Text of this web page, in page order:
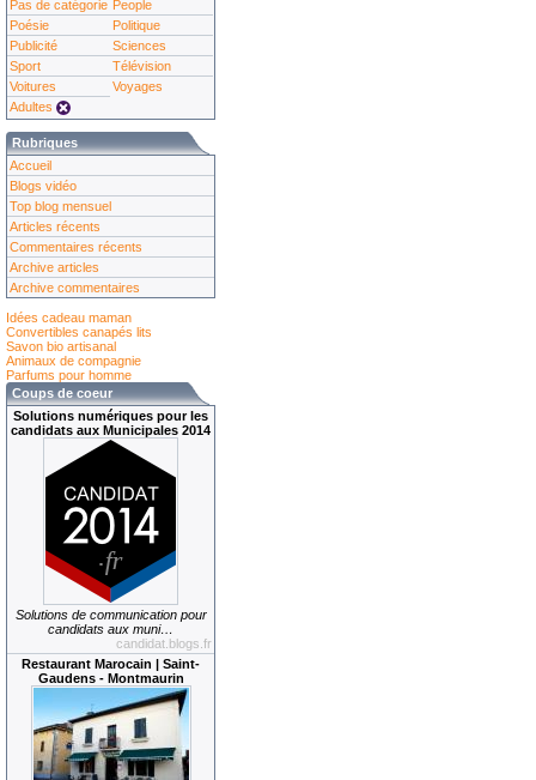
Pas de catégorie People
Poésie
Politique
Publicité
Sciences
Sport
Télévision
Voitures
Voyages
Adultes
Rubriques
Accueil
Blogs vidéo
Top blog mensuel
Articles récents
Commentaires récents
Archive articles
Archive commentaires
Idées cadeau maman
Convertibles canapés lits
Savon bio artisanal
Animaux de compagnie
Parfums pour homme
Coups de coeur
Solutions numériques pour les
candidats aux Municipales 2014
Solutions de communication pour
candidats aux muni…
candidat.blogs.fr
Restaurant Marocain | Saint-
Gaudens - Montmaurin